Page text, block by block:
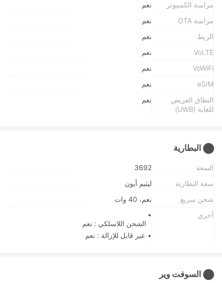
مزامنة الكمبيوتر
نعم
مزامنة OTA
نعم
الربط.
نعم
VoLTE
نعم
VoWiFi
نعم
eSIM
نعم
النطاق العريض
للغاية (UWB)
نعم
البطارية
السعة
3692
سعة البطارية
ليثيم أيون
شحن سريع
نعم، 40 وات
أخري
الشحن اللاسلكي : نعم
غير قابل للإزالة : نعم
السوفت وير